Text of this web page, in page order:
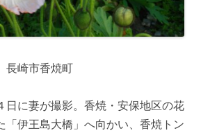
崎市香焼町
日に妻が撮影。香焼・安保地区の花
「伊王島大橋」へ向かい、香焼トン